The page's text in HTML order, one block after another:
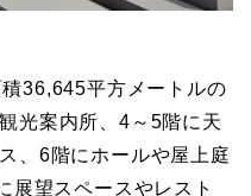
36,645平方メートルの
光案内所、4～5階に天
、6階にホールや屋上庭
展望スペースやレスト